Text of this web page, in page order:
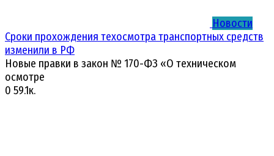
Новости
Сроки прохождения техосмотра транспортных средств
изменили в РФ
Новые правки в закон № 170-ФЗ «О техническом
осмотре
0 59.1к.